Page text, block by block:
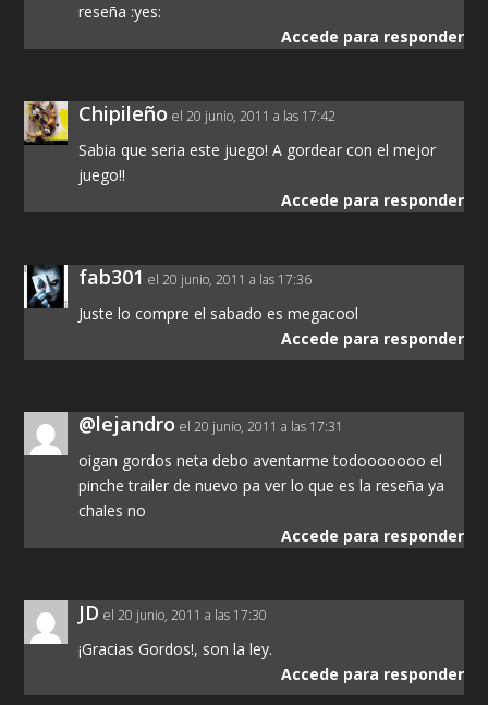
reseña :yes:
Accede para responder
Chipileño el 20 junio, 2011 a las 17:42
Sabia que seria este juego! A gordear con el mejor
juego!!
Accede para responder
fab301 el 20 junio, 2011 a las 17:36
Juste lo compre el sabado es megacool
Accede para responder
@lejandro el 20 junio, 2011 a las 17:31
oigan gordos neta debo aventarme todooooooo el
pinche trailer de nuevo pa ver lo que es la reseña ya
chales no
Accede para responder
JD el 20 junio, 2011 a las 17:30
¡Gracias Gordos!, son la ley.
Accede para responder